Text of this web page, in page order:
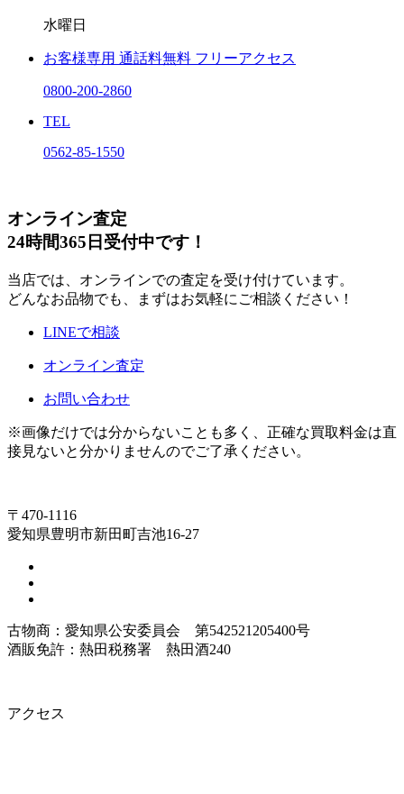
水曜日
お客様専用 通話料無料 フリーアクセス
0800-200-2860
TEL
0562-85-1550
オンライン査定
24時間365日受付中です！
当店では、オンラインでの査定を受け付けています。
どんなお品物でも、まずはお気軽にご相談ください！
LINEで相談
オンライン査定
お問い合わせ
※画像だけでは分からないことも多く、正確な買取料金は直
接見ないと分かりませんのでご了承ください。
〒470-1116
愛知県豊明市新田町吉池16-27
古物商：愛知県公安委員会 第542521205400号
酒販免許：熱田税務署 熱田酒240
アクセス